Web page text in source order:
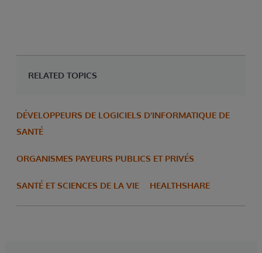
RELATED TOPICS
DÉVELOPPEURS DE LOGICIELS D'INFORMATIQUE DE
SANTÉ
ORGANISMES PAYEURS PUBLICS ET PRIVÉS
SANTÉ ET SCIENCES DE LA VIE HEALTHSHARE